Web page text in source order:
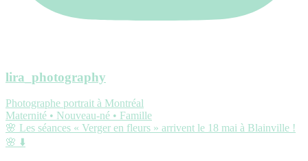
lira_photography
Photographe portrait à Montréal
Maternité • Nouveau-né • Famille
🌸 Les séances « Verger en fleurs » arrivent le 18 mai à Blainville !
🌸 ⬇️